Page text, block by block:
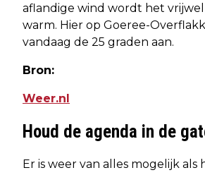
aflandige wind wordt het
warm. Hier op Goeree-
vandaag de 25 graden aan.
Bron:
Weer.nl
Houd de agenda in de
Er is weer van alles mogelijk als